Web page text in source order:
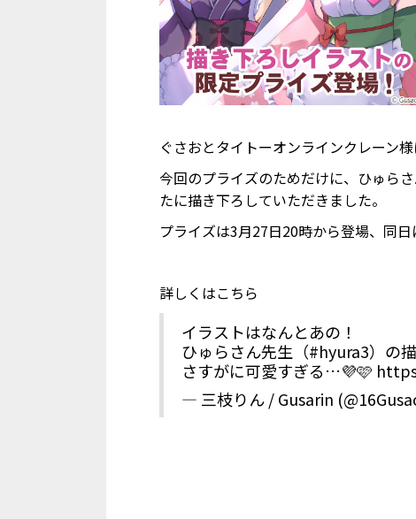
ぐさおとタイトーオンラインクレーン
今回のプライズのためだけに、ひゅら
たに描き下ろしていただきました。
プライズは3月27日20時から登場、同
詳しくはこちら
イラストはなんとあの！
ひゅらさん先生（#hyura3）の
さすがに可愛すぎる…💜🩷
— 三枝りん / Gusarin